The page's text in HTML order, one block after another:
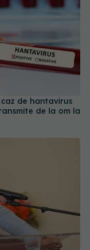
de hantavirus
de la om la